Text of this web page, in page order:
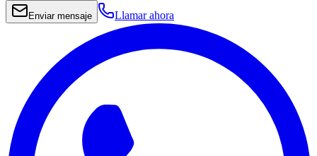
Enviar mensaje Llamar ahora